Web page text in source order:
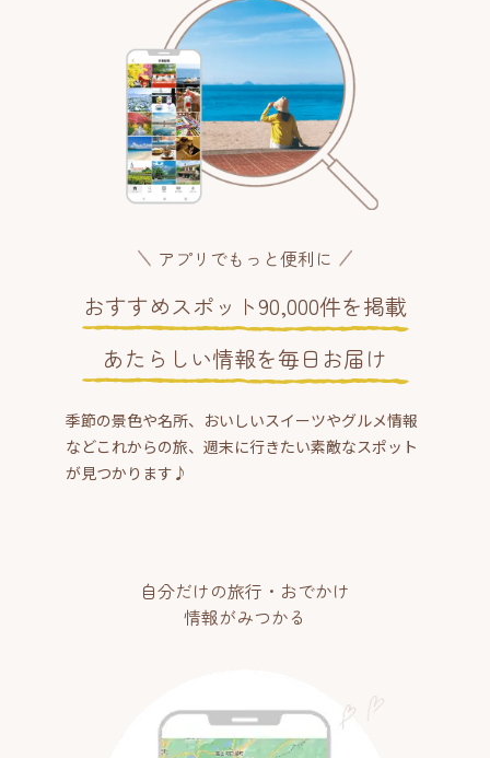
アプリでもっと便利に
おすすめスポット90,000件を掲載
あたらしい情報を毎日お届け
季節の景色や名所、おいしいスイーツやグルメ情報
などこれからの旅、週末に行きたい素敵なスポット
が見つかります♪
自分だけの旅行・おでかけ
情報がみつかる